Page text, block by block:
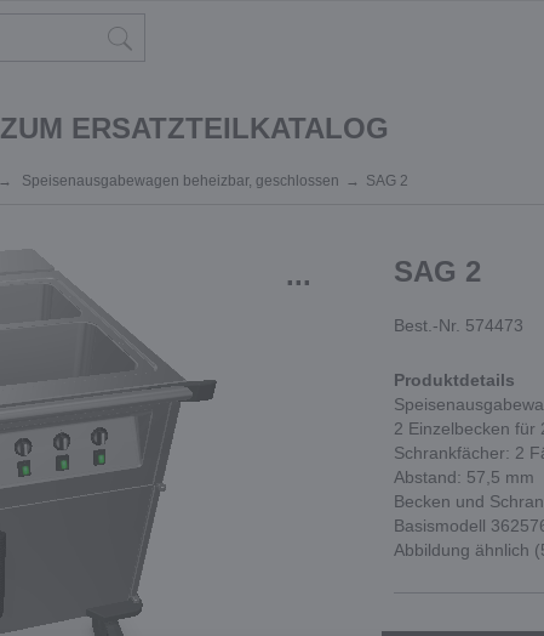
ZUM ERSATZTEILKATALOG
Speisenausgabewagen beheizbar, geschlossen SAG 2
... SAG 2
Best.-Nr. 574473
Produktdetails
2 Einzelbecken für
Schrankfächer: 2
Abstand: 57,5 mm
Becken und
Basismodell
Abbildung ähnlich